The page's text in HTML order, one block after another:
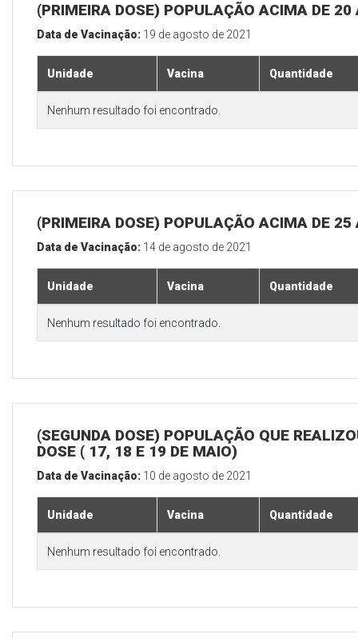
(PRIMEIRA DOSE) POPULAÇÃO ACIMA DE 20
Data de Vacinação: 19 de agosto de 2021
Unidade Vacina Quantidade
Nenhum resultado foi encontrado.
(PRIMEIRA DOSE) POPULAÇÃO ACIMA DE 25
Data de Vacinação: 14 de agosto de 2021
Unidade Vacina Quantidade
Nenhum resultado foi encontrado.
(SEGUNDA DOSE) POPULAÇÃO QUE
DOSE ( 17, 18 E 19 DE MAIO)
Data de Vacinação: 10 de agosto de 2021
Unidade Vacina Quantidade
Nenhum resultado foi encontrado.